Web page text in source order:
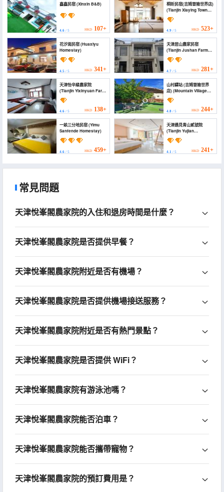
鑫鑫民宿 (Xinxin B&B)
4.6 / 5 HKD 107+
桐昕民宿(吉姆冒險世界店)
(Tianjin Xiaying Town
Tuanshanzi Village)
4.9/ 5 HKD 523+
花汐雨民宿 (Huaxiyu
Homestay)
4.5 / 5 HKD 341+
天津居山農家民宿
(Tianjin Jushan Farm
Homestay)
4.7/ 5 HKD 281+
天津怡辛緣農家院
(Tianjin Yixinyuan Farm
stay)
4.6 / 5 HKD 138+
山村驛站 (吉姆冒險世界
店) (Mountain Village
Inn (Jim Adventure
World))
4.8/ 5 HKD 244+
一畝三分地民宿 (Yimu
Sanfende Homestay)
4.6 / 5 HKD 459+
天津遇見青山貳號院
(Tianjin Yujian
Qingshan No. 2 Yard)
4.1/ 5 HKD 241+
常見問題
天津悅峯閣農家院的入住和退房時間是什麼？
天津悅峯閣農家院是否提供早餐？
天津悅峯閣農家院附近是否有機場？
天津悅峯閣農家院是否提供機場接送服務？
天津悅峯閣農家院附近是否有熱門景點？
天津悅峯閣農家院是否提供 WiFi？
天津悅峯閣農家院有游泳池嗎？
天津悅峯閣農家院能否泊車？
天津悅峯閣農家院能否攜帶寵物？
天津悅峯閣農家院的預訂費用是？